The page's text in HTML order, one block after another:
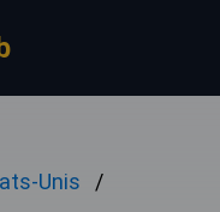
Unis